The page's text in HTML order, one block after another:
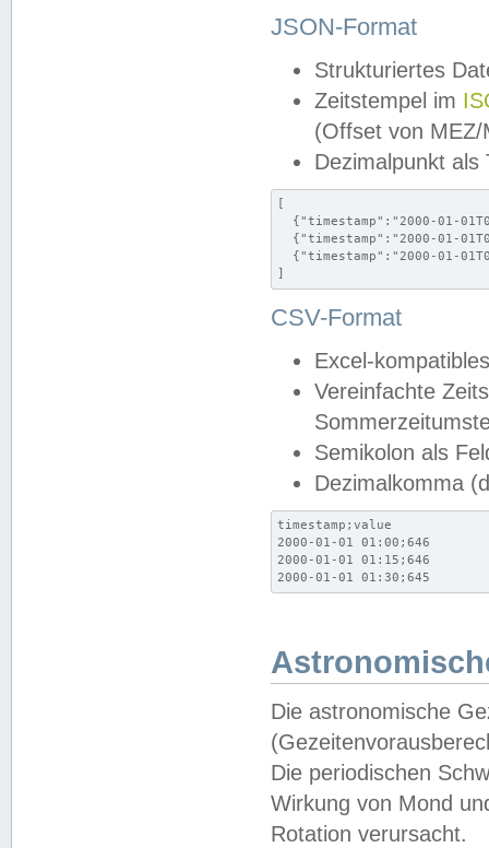
JSON-Format
Strukturiertes
Zeitstempel im
(Offset von MEZ/
Dezimalpunkt als
[
{"timestamp":"2000-01-
{"timestamp":"2000-01-
{"timestamp":"2000-01-
]
CSV-Format
Excel-
Vereinfachte
Semikolon als
Dezimalkomma
timestamp;value
2000-01-01 01:00;646
2000-01-01 01:15;646
2000-01-01 01:30;645
Die astronomische
Die periodischen
Wirkung von Mond
Rotation verursacht.